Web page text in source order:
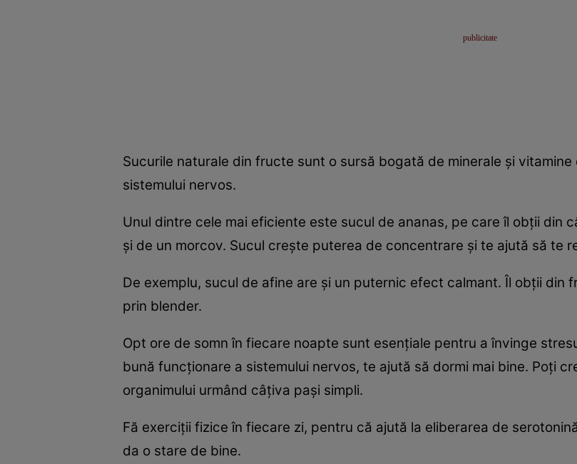
Sucurile naturale din fructe sunt o sursă bogată de minerale şi
sistemului nervos.
Unul dintre cele mai eficiente este sucul de ananas, pe care îl obţii din
şi de un morcov. Sucul creşte puterea de concentrare şi te ajută să te
De exemplu, sucul de afine are şi un puternic efect calmant. Îl obţii din
prin blender.
Opt ore de somn în fiecare noapte sunt esenţiale pentru a învinge
bună funcţionare a sistemului nervos, te ajută să dormi mai bine. Poţi
organimului urmând câţiva paşi simpli.
Fă exerciţii fizice în fiecare zi, pentru că ajută la eliberarea de
da o stare de bine.